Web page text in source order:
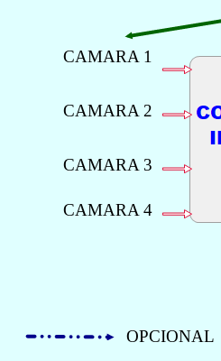
CAMARA 1
CAMARA 2
CAMARA 3
CAMARA 4
OPCIONAL